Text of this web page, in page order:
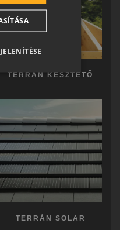
TERRÁN KÉSZTETŐ
TERRÁN SOLAR
CROATIAN
SR
RO-HU